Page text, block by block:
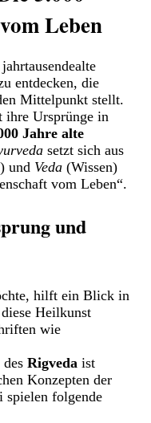
Leben
entdecken, die
Mittelpunkt stellt.
ihre Ursprünge in
Jahre alte
setzt sich aus
und Veda (Wissen)
vom Leben“.
und
hilft ein Blick in
Heilkunst
wie
Rigveda ist
Konzepten der
spielen folgende